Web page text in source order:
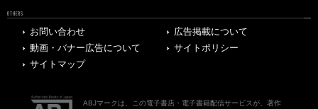
OTHERS
お問い合わせ
広告掲載について
動画・バナー広告について
サイトポリシー
サイトマップ
ABJマークは、この電子書店・電子書籍配信サービスが、著作